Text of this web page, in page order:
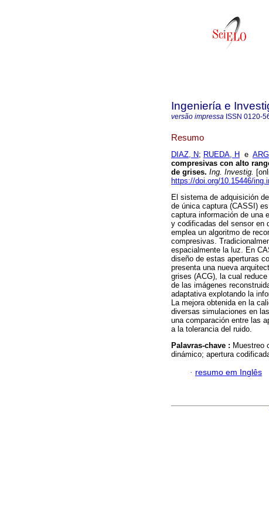
Ingeniería e
versão impressa ISSN 0120-
Resumo
DIAZ, N; RUEDA, H e
compresivas con alto
de grises. Ing. Investig.
https://doi.org/10.15446/
El sistema de adquisición
de única captura (CASSI)
captura información de una
y codificadas del sensor en
emplea un algoritmo de
compresivas.
espacialmente la luz. En
diseño de estas aperturas
presenta una nueva
grises (ACG), la cual
de las imágenes
adaptativa explotando la
La mejora obtenida en la
diversas simulaciones en
una comparación entre las
a la tolerancia del ruido.
Palavras-chave : Muestreo
dinámico; apertura
· resumo em Inglês